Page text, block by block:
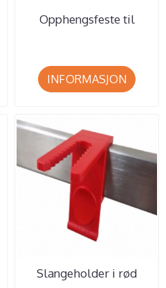
Opphengsfeste til
INFORMASJON
Slangeholder i rød